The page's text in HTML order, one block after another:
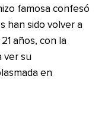
famosa confesó
han sido volver a
años, con la
ver su
en